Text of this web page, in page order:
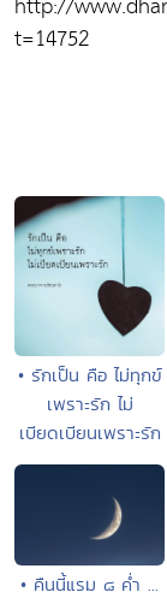
t=14752
• รักเป็น คือ ไม่ทุกข์
เพราะรัก ไม่
เบียดเบียนเพราะรัก
• คืนนี้แรม ๘ ค่ำ ...